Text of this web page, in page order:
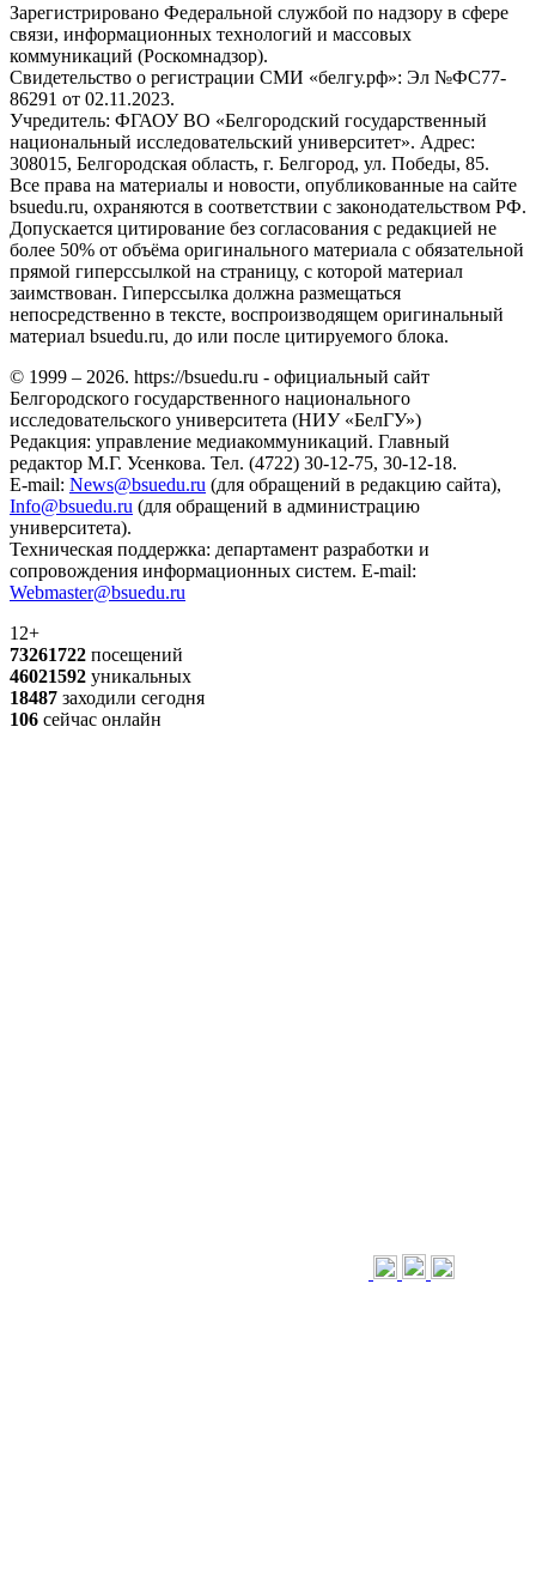
Зарегистрировано Федеральной службой по надзору в сфере
связи, информационных технологий и массовых
коммуникаций (Роскомнадзор).
Свидетельство о регистрации СМИ «белгу.рф»: Эл №ФС77-
86291 от 02.11.2023.
Учредитель: ФГАОУ ВО «Белгородский государственный
национальный исследовательский университет». Адрес:
308015, Белгородская область, г. Белгород, ул. Победы, 85.
Все права на материалы и новости, опубликованные на сайте
bsuedu.ru, охраняются в соответствии с законодательством РФ.
Допускается цитирование без согласования с редакцией не
более 50% от объёма оригинального материала с обязательной
прямой гиперссылкой на страницу, с которой материал
заимствован. Гиперссылка должна размещаться
непосредственно в тексте, воспроизводящем оригинальный
материал bsuedu.ru, до или после цитируемого блока.
© 1999 – 2026. https://bsuedu.ru - официальный сайт
Белгородского государственного национального
исследовательского университета (НИУ «БелГУ»)
Редакция: управление медиакоммуникаций. Главный
редактор М.Г. Усенкова. Тел. (4722) 30-12-75, 30-12-18.
E-mail: News@bsuedu.ru (для обращений в редакцию сайта),
Info@bsuedu.ru (для обращений в администрацию
университета).
Техническая поддержка: департамент разработки и
сопровождения информационных систем. E-mail:
Webmaster@bsuedu.ru
12+
73261722 посещений
46021592 уникальных
18487 заходили сегодня
106 сейчас онлайн